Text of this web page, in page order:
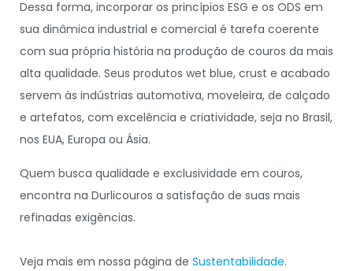
Dessa forma, incorporar os princípios ESG e os ODS em
sua dinâmica industrial e comercial é tarefa coerente
com sua própria história na produção de couros da mais
alta qualidade. Seus produtos wet blue, crust e acabado
servem às indústrias automotiva, moveleira, de calçado
e artefatos, com excelência e criatividade, seja no Brasil,
nos EUA, Europa ou Ásia.
Quem busca qualidade e exclusividade em couros,
encontra na Durlicouros a satisfação de suas mais
refinadas exigências.
Veja mais em nossa página de Sustentabilidade.